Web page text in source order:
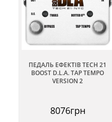
ПЕДАЛЬ ЕФЕКТІВ TECH 21
BOOST D.L.A. TAP TEMPO
VERSION 2
8076грн